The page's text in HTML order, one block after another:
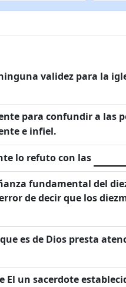
validez para la
para confundir a las
e infiel.
lo refuto con las
fundamental del
de decir que los
es de Dios presta
un sacerdote